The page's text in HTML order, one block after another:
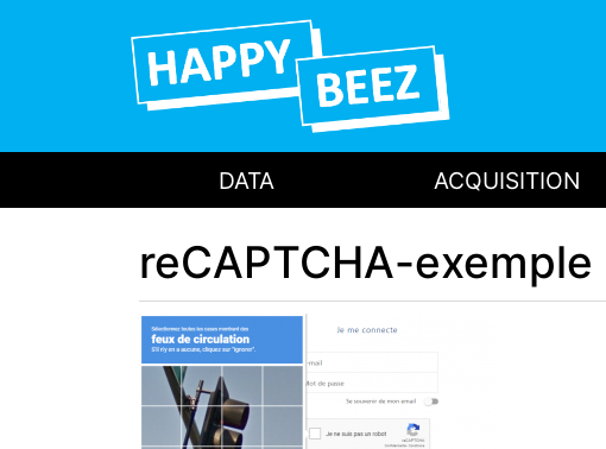
DATA ACQUISITION
reCAPTCHA-exemple